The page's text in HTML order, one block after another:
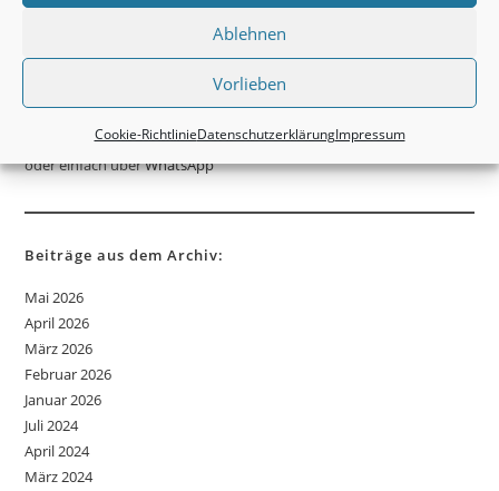
Ablehnen
Vorlieben
Cookie-RichtlinieDatenschutzerklärungImpressum
Anmeldungen/Informationen
Robert 0176 70045437
Manuela 0172 – 832 55 68
oder einfach überWhatsApp
Beiträge aus dem Archiv:
Mai 2026
April 2026
März 2026
Februar 2026
Januar 2026
Juli 2024
April 2024
März 2024